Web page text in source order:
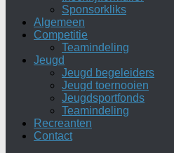
Sponsorkliks
Algemeen
Competitie
Teamindeling
Jeugd
Jeugd begeleiders
Jeugd toernooien
Jeugdsportfonds
Teamindeling
Recreanten
Contact